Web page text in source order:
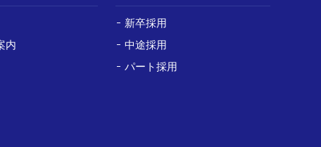
内
新卒採用
中途採用
パート採用